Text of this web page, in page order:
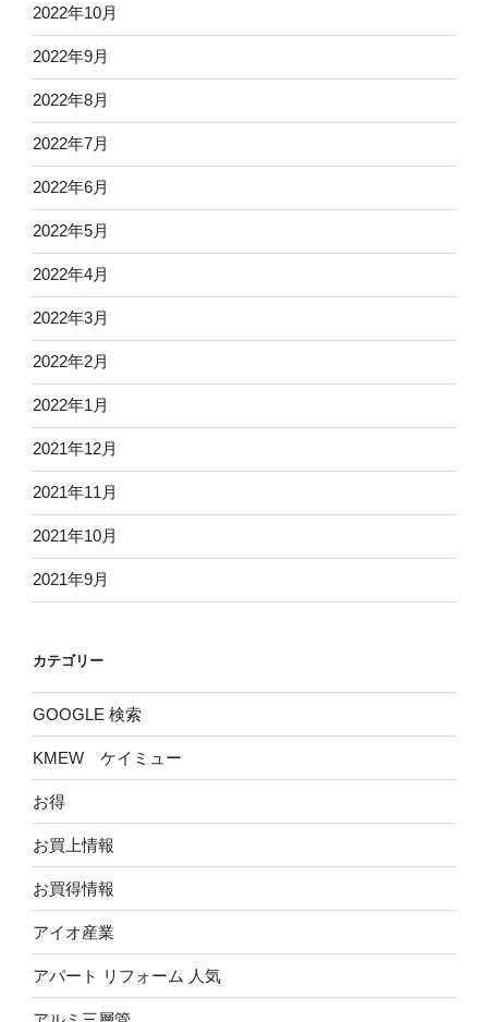
2022年10月
2022年9月
2022年8月
2022年7月
2022年6月
2022年5月
2022年4月
2022年3月
2022年2月
2022年1月
2021年12月
2021年11月
2021年10月
2021年9月
カテゴリー
GOOGLE 検索
KMEW ケイミュー
お得
お買上情報
お買得情報
アイオ産業
アパート リフォーム 人気